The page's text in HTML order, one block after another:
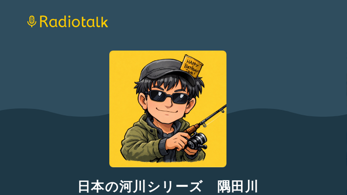
日本の河川シリーズ 隅田川